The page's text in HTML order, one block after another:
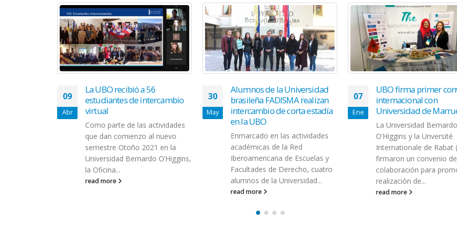
09
Abr
La UBO recibió a 56
estudiantes de intercambio
virtual
Como parte de las actividades
que dan comienzo al nuevo
semestre Otoño 2021 en la
Universidad Bernardo O’Higgins,
la Oficina...
read more
30
May
Alumnos de la Universidad
brasileña FADISMA realizan
intercambio de corta estadía
en la UBO
Enmarcado en las actividades
académicas de la Red
Iberoamericana de Escuelas y
Facultades de Derecho, cuatro
alumnos de la Universidad...
read more
07
Ene
UBO firma primer
internacional con
Universidad de
La Universidad Bernardo
O’Higgins y la Unversité
Internationale de Rabat
firmaron un convenio de
colaboración para
realización de...
read more